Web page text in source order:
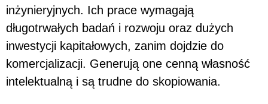
inżynieryjnych. Ich prace wymagają
długotrwałych badań i rozwoju oraz dużych
inwestycji kapitałowych, zanim dojdzie do
komercjalizacji. Generują one cenną własność
intelektualną i są trudne do skopiowania.